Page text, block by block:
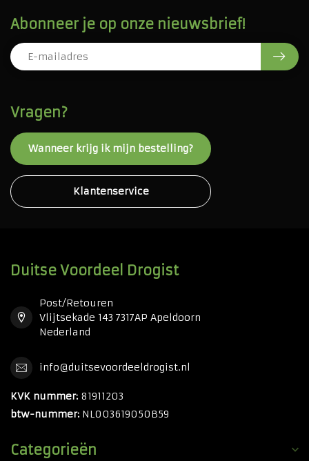
Vragen?
Wanneer krijg ik mijn bestelling?
Klantenservice
Abonneer je op onze nieuwsbrief!
Duitse Voordeel Drogist
Post/Retouren
Vlijtsekade 143 7317AP Apeldoorn
Nederland
info@duitsevoordeeldrogist.nl
KVK nummer: 81911203
btw-nummer: NL003619050B59
Categorieën